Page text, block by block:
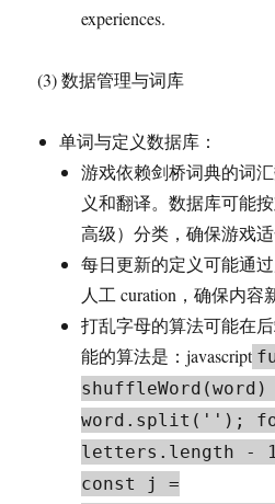
experiences.
(3) 数据管理与词库
单词与定义数据库：
游戏依赖剑桥词典的词
义和翻译。数据库可能
高级）分类，确保游戏
每日更新的定义可能通
人工 curation，确保内容
打乱字母的算法可能在
能的算法是：javascript
word.split('');
letters.length
const j =